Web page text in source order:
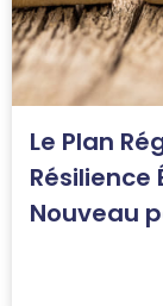
Le Plan
Résilience
Nouveau